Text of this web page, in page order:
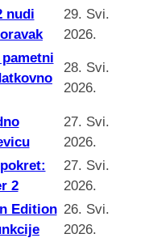
nudi
29. Svi.
2026.
28. Svi.
2026.
27. Svi.
2026.
2
27. Svi.
2026.
Edition 26. Svi.
2026.